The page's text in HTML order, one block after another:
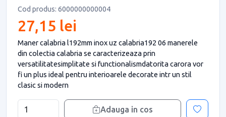
Cod produs: 6000000000004
27,15 lei
Maner calabria l192mm inox uz calabria192 06 manerele
din colectia calabria se caracterizeaza prin
versatilitatesimplitate si functionalismdatorita carora vor
fi un plus ideal pentru interioarele decorate intr un stil
clasic si modern
Adauga in cos